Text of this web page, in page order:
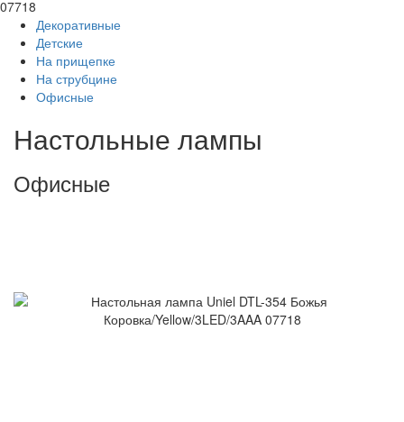
07718
Декоративные
Детские
На прищепке
На струбцине
Офисные
Настольные лампы
Офисные